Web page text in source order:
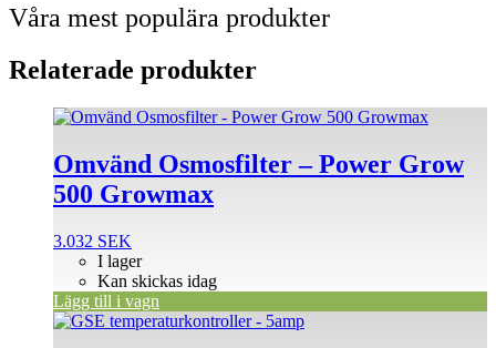
Våra mest populära produkter
Relaterade produkter
Omvänd Osmosfilter – Power Grow
500 Growmax
3.032 SEK
I lager
Kan skickas idag
Lägg till i vagn